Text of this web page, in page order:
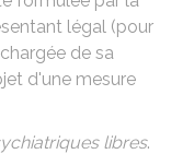
légal (pour
de sa
d'une mesure
libres.